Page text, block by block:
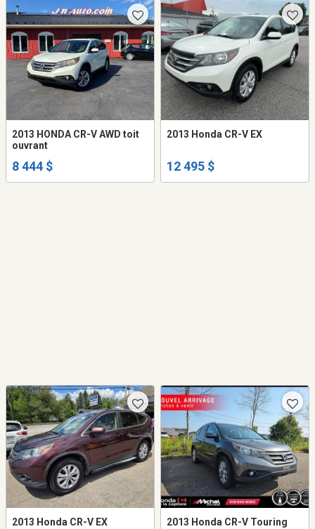
2013 HONDA CR-V AWD toit
ouvrant
8 444 $
2013 Honda CR-V EX
12 495 $
2013 Honda CR-V EX 2013 Honda CR-V Touring